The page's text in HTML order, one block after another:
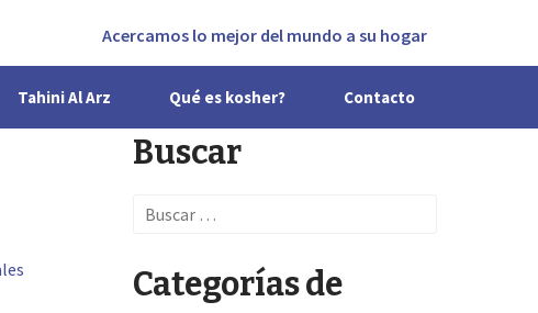
Acercamos lo mejor del mundo a su hogar
Tahini Al Arz Qué es kosher? Contacto
Buscar
Search
Categorías de